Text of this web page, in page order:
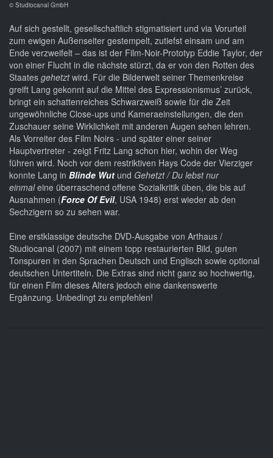
© Studiocanal GmbH
Auf sich gestellt, gesellschaftlich stigmatisiert und via Vorurteil
zum ewigen Außenseiter gestempelt, zutiefst einsam und am
Ende verzweifelt – das ist der Film-Noir-Prototyp Eddie Taylor, der
von einer Flucht in die nächste stürzt, da er von den Rotten des
Staates gehetztwird. Für die Bilderwelt seiner Themenkreise
greift Lang gekonnt auf die Mittel des Expressionismus’ zurück,
bringt ein schattenreiches Schwarzweiß sowie für die Zeit
ungewöhnliche Close-ups und Kameraeinstellungen, die den
Zuschauer seine Wirklichkeit mit anderen Augen sehen lehren.
Als Vorreiter des Film Noirs - und später einer seiner
Hauptvertreter - zeigt Fritz Lang schon hier, wohin der Weg
führen wird. Noch vor dem restriktiven Hays Code der Vierziger
konnte Lang in Blinde Wut und Gehetzt / Du lebst nur
einmaleine überraschend offene Sozialkritik üben, die bis auf
Ausnahmen (Force Of Evil, USA 1948) erst wieder ab den
Sechzigern so zu sehen war.
Eine erstklassige deutsche DVD-Ausgabe von Arthaus /
Studiocanal (2007) mit einem topp restaurierten Bild, guten
Tonspuren in den Sprachen Deutsch und Englisch sowie optional
deutschen Untertiteln. Die Extras sind nicht ganz so hochwertig,
für einen Film dieses Alters jedoch eine dankenswerte
Ergänzung. Unbedingt zu empfehlen!